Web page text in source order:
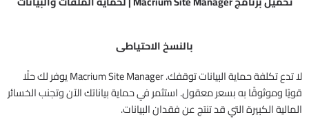
بالنسخ الاحتياطى
لا تدع تكلفة حماية البيانات توقفك. Macrium Site Manager يوفر لك حلًا
قويًا وموثوقًا به بسعر معقول. استثمر في حماية بياناتك الآن وتجنب الخسائر
المالية الكبيرة التي قد تنتج عن فقدان البيانات.